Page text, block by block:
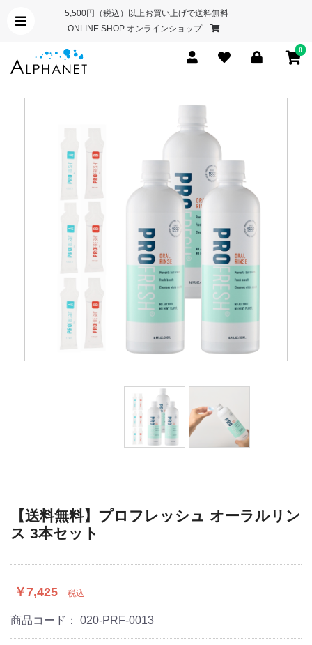
5,500円（税込）以上お買い上げで送料無料
ONLINE SHOP オンラインショップ
0
【送料無料】プロフレッシュ オーラルリン
ス 3本セット
￥7,425 税込
商品コード： 020-PRF-0013